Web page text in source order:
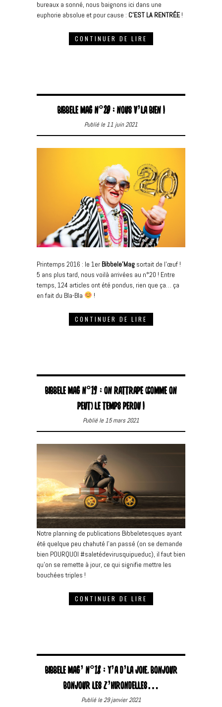
bureaux a sonné, nous baignons ici dans une
euphorie absolue et pour cause : C’EST LA RENTRÉE!
CONTINUER DE LIRE
BIBBELE MAG N°20 : NOUS V’LA BIEN !
Publié le 11 juin 2021
Printemps 2016 : le 1er Bibbele’Mag sortait de l’œuf !
5 ans plus tard, nous voilà arrivées au n°20 ! Entre
temps, 124 articles ont été pondus, rien que ça… ça
en fait du Bla-Bla
!
CONTINUER DE LIRE
BIBBELE MAG N°19 : ON RATTRAPE (COMME ON
PEUT) LE TEMPS PERDU !
Publié le 15 mars 2021
Notre planning de publications Bibbeletesques ayant
été quelque peu chahuté l’an passé (on se demande
bien POURQUOI #saletédevirusquipueduc), il faut bien
qu’on se remette à jour, ce qui signifie mettre les
bouchées triples !
CONTINUER DE LIRE
BIBBELE MAG’ N°18 : Y’A D’LA JOIE, BONJOUR
BONJOUR LES Z’HIRONDELLES…
Publié le 29 janvier 2021